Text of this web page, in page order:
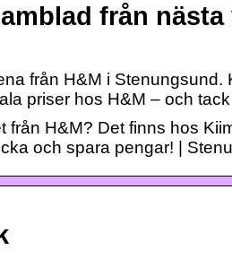
från nästa
från H&M i Stenungsund.
priser hos H&M – och
H&M? Det finns hos
och spara pengar! |